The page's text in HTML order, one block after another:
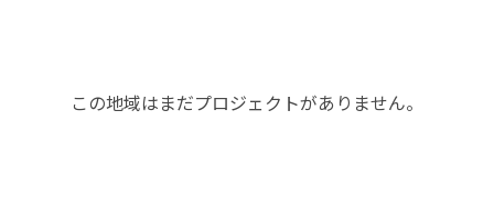
この地域はまだプロジェクトがありません。